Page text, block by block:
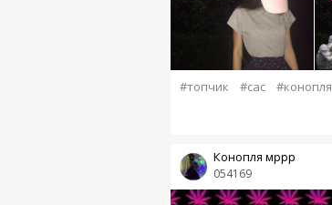
#топчик #сас #конопля
054169
Конопля мррр